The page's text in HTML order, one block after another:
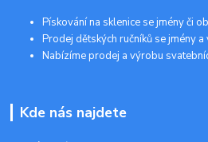
Pískování na sklenice se jmény či
Prodej dětských ručníků se jmény a
Nabízíme prodej a výrobu
Kde nás najdete